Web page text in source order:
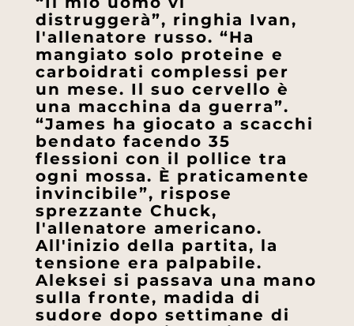
distruggerà”, ringhia Ivan,
l'allenatore russo. “Ha
mangiato solo proteine e
carboidrati complessi per
un mese. Il suo cervello è
una macchina da guerra”.
“James ha giocato a scacchi
bendato facendo 35
flessioni con il pollice tra
ogni mossa. È praticamente
invincibile”, rispose
sprezzante Chuck,
l'allenatore americano.
All'inizio della partita, la
tensione era palpabile.
Aleksei si passava una mano
sulla fronte, madida di
sudore dopo settimane di